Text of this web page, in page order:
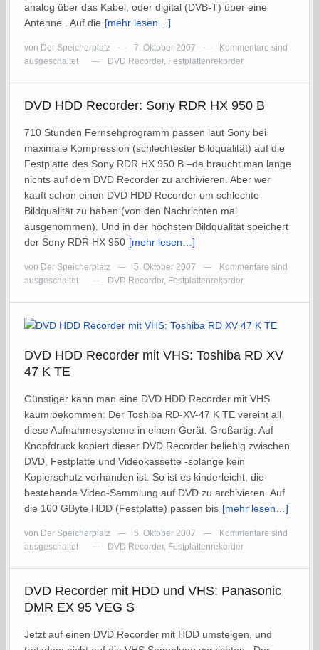
analog über das Kabel, oder digital (DVB-T) über eine
Antenne . Auf die [mehr lesen…]
von Der Speicherplatz — 7. Oktober 2007 —
Kommentare sind
ausgeschaltet
— DVD Recorder, Festplattenrekorder
DVD HDD Recorder: Sony RDR HX 950 B
710 Stunden Fernsehprogramm passen laut Sony bei
maximale Kompression (schlechtester Bildqualität) auf die
Festplatte des Sony RDR HX 950 B –da braucht man lange
nichts auf dem DVD Recorder zu archivieren. Aber wer
kauft schon einen DVD HDD Recorder um schlechte
Bildqualität zu haben (von den Nachrichten mal
ausgenommen). Und in der höchsten Bildqualität speichert
der Sony RDR HX 950 [mehr lesen…]
von Der Speicherplatz — 5. Oktober 2007 —
Kommentare sind
ausgeschaltet
— DVD Recorder, Festplattenrekorder
DVD HDD Recorder mit VHS: Toshiba RD XV
47 K TE
Günstiger kann man eine DVD HDD Recorder mit VHS
kaum bekommen: Der Toshiba RD-XV-47 K TE vereint all
diese Aufnahmesysteme in einem Gerät. Großartig: Auf
Knopfdruck kopiert dieser DVD Recorder beliebig zwischen
DVD, Festplatte und Videokassette -solange kein
Kopierschutz vorhanden ist. So ist es kinderleicht, die
bestehende Video-Sammlung auf DVD zu archivieren. Auf
die 160 GByte HDD (Festplatte) passen bis [mehr lesen…]
von Der Speicherplatz — 5. Oktober 2007 —
Kommentare sind
ausgeschaltet
— DVD Recorder, Festplattenrekorder
DVD Recorder mit HDD und VHS: Panasonic
DMR EX 95 VEG S
Jetzt auf einen DVD Recorder mit HDD umsteigen, und